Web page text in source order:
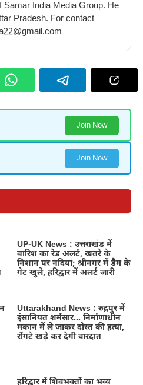
Samar India Media Group. He
Pradesh. For contact
Join Now
Join Now
UP-UK News : उत्तराखंड में
बारिश का रेड अलर्ट, खतरे के
निशान पर नदियां; श्रीनगर में डैम के
गेट खुले, हरिद्वार में अलर्ट जारी
Uttarakhand News : रुद्रपुर में
इंसानियत शर्मसार… निर्माणाधीन
मकान में ले जाकर दोस्त की हत्या,
रोंगटे खड़े कर देगी वारदात
हरिद्वार में शिवभक्तों का भव्य